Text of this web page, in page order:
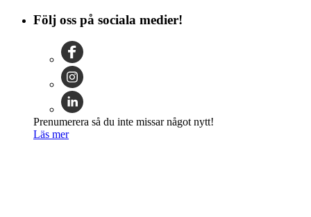
Följ oss på sociala medier!
Prenumerera så du inte missar något nytt!
Läs mer